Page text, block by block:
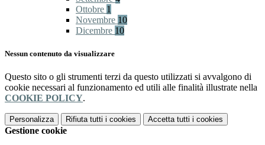
Ottobre 1
Novembre 10
Dicembre 10
Nessun contenuto da visualizzare
Questo sito o gli strumenti terzi da questo utilizzati si avvalgono di
cookie necessari al funzionamento ed utili alle finalità illustrate nella
COOKIE POLICY.
Personalizza Rifiuta tutti i cookies Accetta tutti i cookies
Gestione cookie